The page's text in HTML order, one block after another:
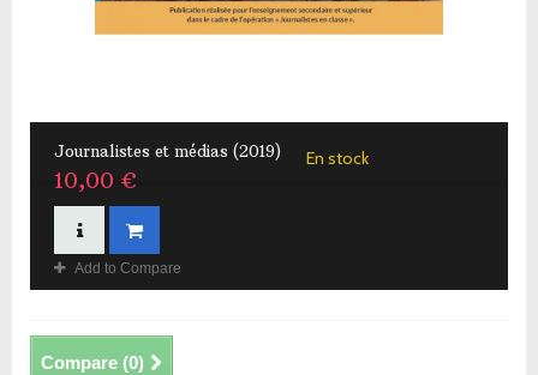
Journalistes et médias (2019)
10,00 €
En stock
Add to Compare
Compare (0)